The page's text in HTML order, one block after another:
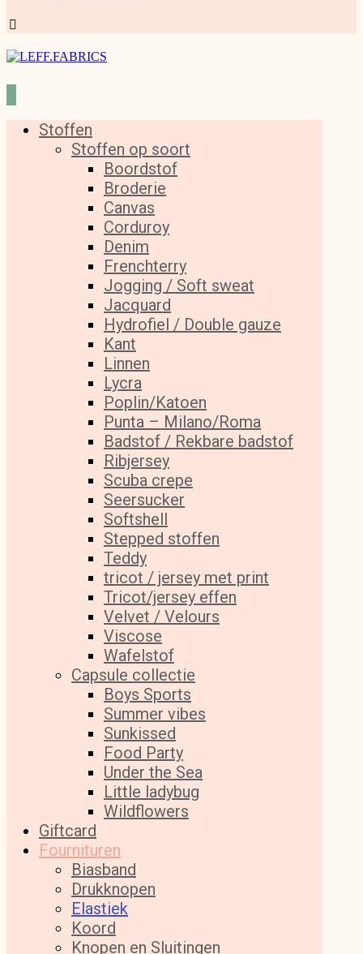
Stoffen
Stoffen op soort
Boordstof
Broderie
Canvas
Corduroy
Denim
Frenchterry
Jogging / Soft sweat
Jacquard
Hydrofiel / Double gauze
Kant
Linnen
Lycra
Poplin/Katoen
Punta – Milano/Roma
Badstof / Rekbare badstof
Ribjersey
Scuba crepe
Seersucker
Softshell
Stepped stoffen
Teddy
tricot / jersey met print
Tricot/jersey effen
Velvet / Velours
Viscose
Wafelstof
Capsule collectie
Boys Sports
Summer vibes
Sunkissed
Food Party
Under the Sea
Little ladybug
Wildflowers
Giftcard
Fournituren
Biasband
Drukknopen
Elastiek
Koord
Knopen en Sluitingen